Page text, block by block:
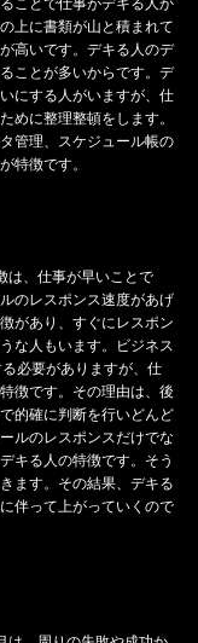
ことで仕事がデキる人か
上に書類が山と積まれて
高いです。デキる人のデ
ことが多いからです。デ
にする人がいますが、仕
めに整理整頓をします。
管理、スケジュール帳の
特徴です。
は、仕事が早いことで
のレスポンス速度があげ
があり、すぐにレスポン
な人もいます。ビジネス
必要がありますが、仕
徴です。その理由は、後
的確に判断を行いどんど
ルのレスポンスだけでな
キる人の特徴です。そう
ます。その結果、デキる
伴って上がっていくので